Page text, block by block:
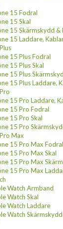
15 Fodral
15 Skal
15 Skärmskydd &
15 Laddare,
15 Plus Fodral
15 Plus Skal
15 Plus
15 Plus Laddare,
15 Pro Laddare,
15 Pro Fodral
15 Pro Skal
15 Pro
Max
15 Pro Max Fodral
15 Pro Max Skal
15 Pro Max
15 Pro Max
Watch Armband
Watch Skal
Watch Laddare
Watch Skärmskydd